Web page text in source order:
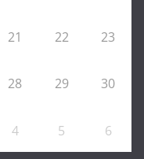
21 22 23
28 29 30
4 5
6